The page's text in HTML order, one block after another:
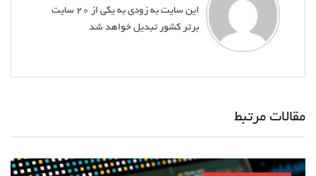
این سایت به زودی به یکی از 20 سایت
برتر کشور تبدیل خواهد شد
مقالات مرتبط